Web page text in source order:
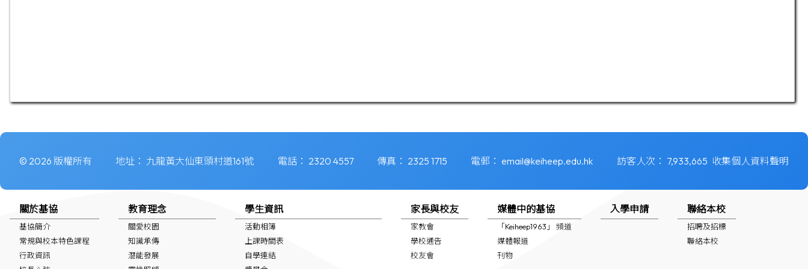
© 2026 版權所有 地址： 九龍黃大仙東頭村道161號 電話： 2320 4557 傳真： 2325 1715 電郵： email@keiheep.edu.hk 訪客人次： 7,933,665 收集個人資料聲明
關於基協
基協簡介
常規與校本特色課程
行政資訊
教育理念
關愛校園
知識承傳
潛能發展
學生資訊
活動相簿
上課時間表
自學連結
家長與校友
家教會
學校通告
校友會
媒體中的基協
「Keiheep1963」 頻道
媒體報道
刊物
入學申請 聯絡本校
招聘及招標
聯絡本校